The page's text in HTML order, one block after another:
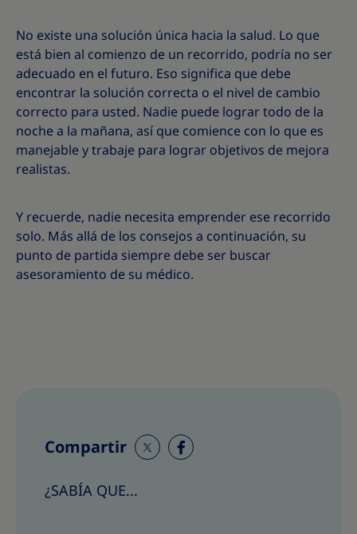
No existe una solución única hacia la salud. Lo que
está bien al comienzo de un recorrido, podría no ser
adecuado en el futuro. Eso significa que debe
encontrar la solución correcta o el nivel de cambio
correcto para usted. Nadie puede lograr todo de la
noche a la mañana, así que comience con lo que es
manejable y trabaje para lograr objetivos de mejora
realistas.
Y recuerde, nadie necesita emprender ese recorrido
solo. Más allá de los consejos a continuación, su
punto de partida siempre debe ser buscar
asesoramiento de su médico.
Compartir
¿SABÍA QUE...
C
C